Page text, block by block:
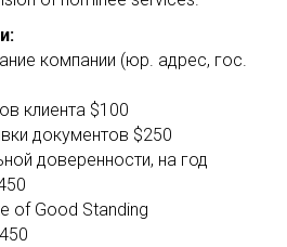
компании (юр. адрес, гос.
клиента $100
документов $250
доверенности, на год
of Good Standing